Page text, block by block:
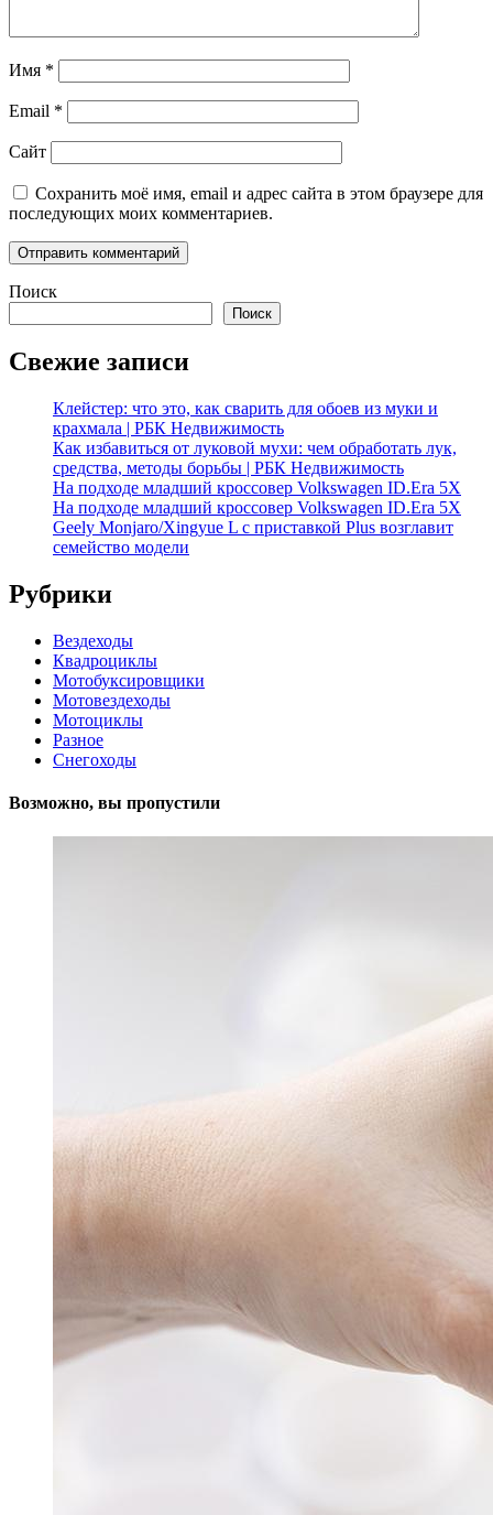
Имя *
Email *
Сайт
Сохранить моё имя, email и адрес сайта в этом браузере для
последующих моих комментариев.
Поиск
Поиск
Свежие записи
Клейстер: что это, как сварить для обоев из муки и
крахмала | РБК Недвижимость
Как избавиться от луковой мухи: чем обработать лук,
средства, методы борьбы | РБК Недвижимость
На подходе младший кроссовер Volkswagen ID.Era 5X
На подходе младший кроссовер Volkswagen ID.Era 5X
Geely Monjaro/Xingyue L с приставкой Plus возглавит
семейство модели
Рубрики
Вездеходы
Квадроциклы
Мотобуксировщики
Мотовездеходы
Мотоциклы
Разное
Снегоходы
Возможно, вы пропустили